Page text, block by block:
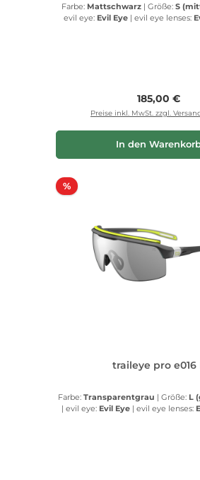
Farbe: Mattschwarz | Größe: S
evil eye: Evil Eye | evil eye lenses:
Regulärer
185,00 €
Preise inkl. MwSt. zzgl.
In den
%Rabatt
traileye pro e016
Farbe: Transparentgrau | Größe: L
| evil eye: Evil Eye | evil eye lenses: